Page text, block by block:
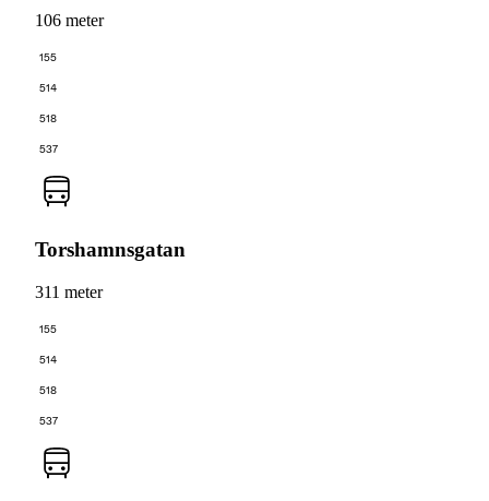
106 meter
155
514
518
537
Torshamnsgatan
311 meter
155
514
518
537